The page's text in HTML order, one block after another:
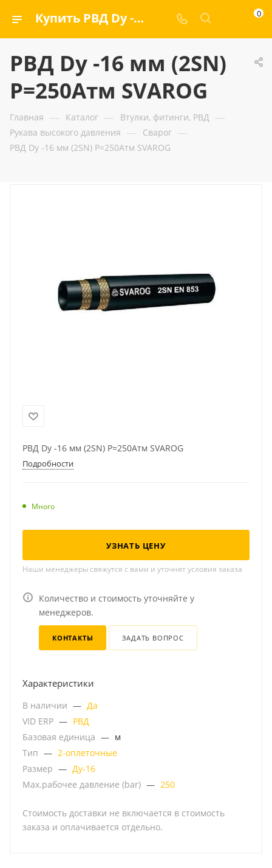
Купить РВД Dу -16 мм (2SN) Р=250Атм SVAROG — ООО «ГИДРАМАКС» 0
РВД Dу -16 мм (2SN)
Р=250Атм SVAROG
Главная — Каталог — Втулки, фитинги, РВД —
Рукава высокого давления — Сварог —
РВД Dу -16 мм (2SN) Р=250Атм SVAROG
РВД Dу -16 мм (2SN) Р=250Атм SVAROG
Подробности
Много
УЗНАТЬ ЦЕНУ
Наши менеджеры свяжутся с вами и уточнят условия заказа
Количество и стоимость уточняйте у
менеджеров.
КОНТАКТЫ ЗАДАТЬ ВОПРОС
Характеристики
В наличии — Да
VID ERP — РВД
Базовая единица — м
Тип — 2-оплеточные
Размер — Ду-16
Мах.рабочее давление (bar) — 250
Стоимость доставки не включается в стоимость
заказа и оплачивается отдельно.